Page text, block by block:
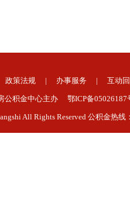
政策法规 | 办事服务 | 互动
公积金中心主办 鄂ICP备
All Rights Reserved 公积金热